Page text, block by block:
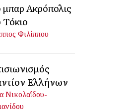
μπαρ Ακρόπολις
Τόκιο
Φιλίππου
Ελλήνων
Νικολαΐδου-